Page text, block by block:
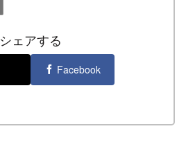
シェアする
Facebook